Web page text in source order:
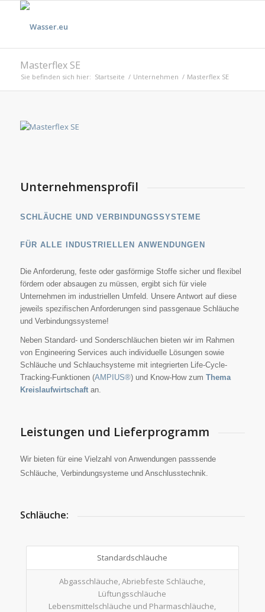
Masterflex SE
Sie befinden sich hier: Startseite / Unternehmen / Masterflex SE
Unternehmensprofil
SCHLÄUCHE UND VERBINDUNGSSYSTEME
FÜR ALLE INDUSTRIELLEN ANWENDUNGEN
Die Anforderung, feste oder gasförmige Stoffe sicher und flexibel
fördern oder absaugen zu müssen, ergibt sich für viele
Unternehmen im industriellen Umfeld. Unsere Antwort auf diese
jeweils spezifischen Anforderungen sind passgenaue Schläuche
und Verbindungssysteme!
Neben Standard- und Sonderschläuchen bieten wir im Rahmen
von Engineering Services auch individuelle Lösungen sowie
Schläuche und Schlauchsysteme mit integrierten Life-Cycle-
Tracking-Funktionen (AMPIUS®) und Know-How zum Thema
Kreislaufwirtschaftan.
Leistungen und Lieferprogramm
Wir bieten für eine Vielzahl von Anwendungen passsende
Schläuche, Verbindungsysteme und Anschlusstechnik.
Schläuche:
Standardschläuche
Abgasschläuche, Abriebfeste Schläuche,
Lüftungsschläuche
Lebensmittelschläuche und Pharmaschläuche,